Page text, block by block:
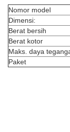
Nomor model
Dimensi:
Berat bersih
Berat kotor
Maks. daya
Paket